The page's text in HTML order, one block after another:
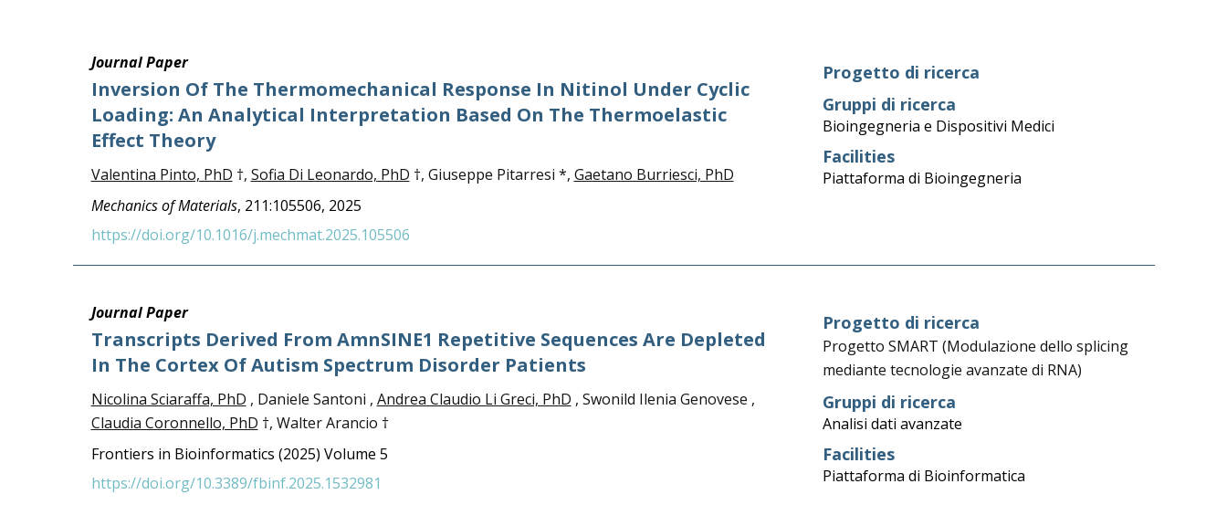
Journal Paper
Inversion Of The Thermomechanical Response In Nitinol Under Cyclic
Loading: An Analytical Interpretation Based On The Thermoelastic
Effect Theory
Valentina Pinto, PhD †, Sofia Di Leonardo, PhD †, Giuseppe Pitarresi *, Gaetano Burriesci, PhD
Mechanics of Materials, 211:105506, 2025
https://doi.org/10.1016/j.mechmat.2025.105506
Progetto di ricerca
Gruppi di ricerca
Bioingegneria e Dispositivi Medici
Facilities
Piattaforma di Bioingegneria
Journal Paper
Transcripts Derived From AmnSINE1 Repetitive Sequences Are Depleted
In The Cortex Of Autism Spectrum Disorder Patients
Nicolina Sciaraffa, PhD , Daniele Santoni , Andrea Claudio Li Greci, PhD , Swonild Ilenia Genovese ,
Claudia Coronnello, PhD †, Walter Arancio †
Frontiers in Bioinformatics (2025) Volume 5
https://doi.org/10.3389/fbinf.2025.1532981
Progetto di ricerca
Progetto SMART (Modulazione dello splicing
mediante tecnologie avanzate di RNA)
Gruppi di ricerca
Analisi dati avanzate
Facilities
Piattaforma di Bioinformatica